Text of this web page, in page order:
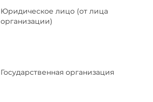
Юридическое лицо (от лица
организации)
Государственная организация